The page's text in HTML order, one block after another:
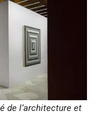
de l’architecture et